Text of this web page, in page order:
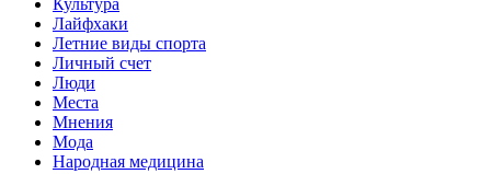
Лайфхаки
Летние виды спорта
Личный счет
Люди
Места
Мнения
Мода
Народная медицина